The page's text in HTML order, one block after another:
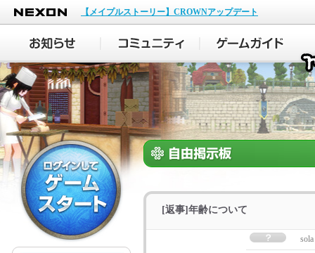
NEXON
【メイプルストーリー】CROWNアップデート
[返事]年齢について
sola